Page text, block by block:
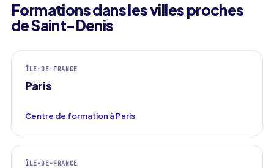
Formations dans les villes proches
de Saint-Denis
ÎLE-DE-FRANCE
Paris
Centre de formation à Paris
ÎLE-DE-FRANCE